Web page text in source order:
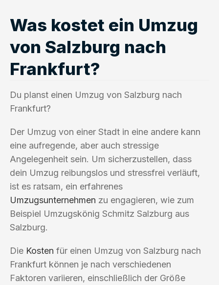
Was kostet ein Umzug
von Salzburg nach
Frankfurt?
Du planst einen Umzug von Salzburg nach
Frankfurt?
Der Umzug von einer Stadt in eine andere kann
eine aufregende, aber auch stressige
Angelegenheit sein. Um sicherzustellen, dass
dein Umzug reibungslos und stressfrei verläuft,
ist es ratsam, ein erfahrenes
Umzugsunternehmen zu engagieren, wie zum
Beispiel Umzugskönig Schmitz Salzburg aus
Salzburg.
Die Kosten für einen Umzug von Salzburg nach
Frankfurt können je nach verschiedenen
Faktoren variieren, einschließlich der Größe